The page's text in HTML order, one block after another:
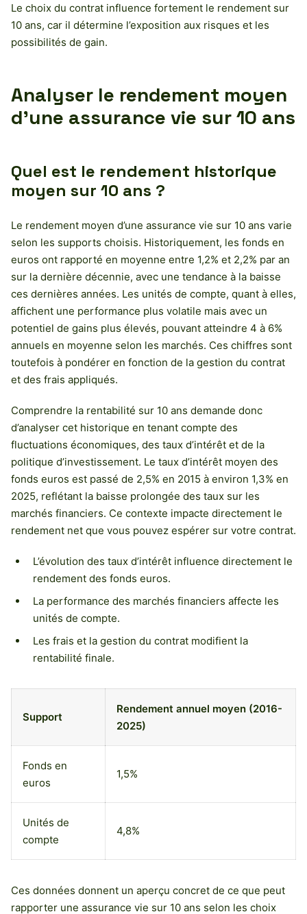
Le choix du contrat influence fortement le rendement sur
10 ans, car il détermine l’exposition aux risques et les
possibilités de gain.
Analyser le rendement moyen
d’une assurance vie sur 10 ans
Quel est le rendement historique
moyen sur 10 ans ?
Le rendement moyen d’une assurance vie sur 10 ans varie
selon les supports choisis. Historiquement, les fonds en
euros ont rapporté en moyenne entre 1,2% et 2,2% par an
sur la dernière décennie, avec une tendance à la baisse
ces dernières années. Les unités de compte, quant à elles,
affichent une performance plus volatile mais avec un
potentiel de gains plus élevés, pouvant atteindre 4 à 6%
annuels en moyenne selon les marchés. Ces chiffres sont
toutefois à pondérer en fonction de la gestion du contrat
et des frais appliqués.
Comprendre la rentabilité sur 10 ans demande donc
d’analyser cet historique en tenant compte des
fluctuations économiques, des taux d’intérêt et de la
politique d’investissement. Le taux d’intérêt moyen des
fonds euros est passé de 2,5% en 2015 à environ 1,3% en
2025, reflétant la baisse prolongée des taux sur les
marchés financiers. Ce contexte impacte directement le
rendement net que vous pouvez espérer sur votre contrat.
L’évolution des taux d’intérêt influence directement le
rendement des fonds euros.
La performance des marchés financiers affecte les
unités de compte.
Les frais et la gestion du contrat modifient la
rentabilité finale.
Support
Rendement annuel moyen (2016-
2025)
Fonds en
euros
1,5%
Unités de
compte
4,8%
Ces données donnent un aperçu concret de ce que peut
rapporter une assurance vie sur 10 ans selon les choix